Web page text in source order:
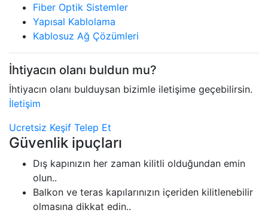
Fiber Optik Sistemler
Yapısal Kablolama
Kablosuz Ağ Çözümleri
İhtiyacın olanı buldun mu?
İhtiyacın olanı bulduysan bizimle iletişime geçebilirsin.
İletişim
Ucretsiz Keşif Telep Et
Güvenlik ipuçları
Dış kapınızın her zaman kilitli olduğundan emin
olun..
Balkon ve teras kapılarınızın içeriden kilitlenebilir
olmasına dikkat edin..